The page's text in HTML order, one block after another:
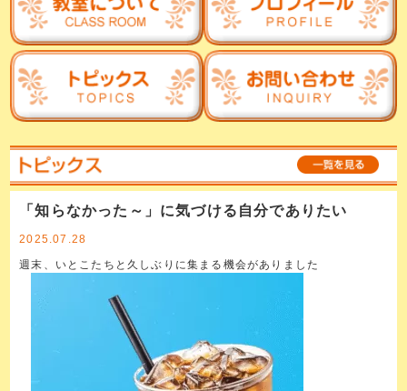
「知らなかった～」に気づける自分でありたい
2025.07.28
週末、いとこたちと久しぶりに集まる機会がありました